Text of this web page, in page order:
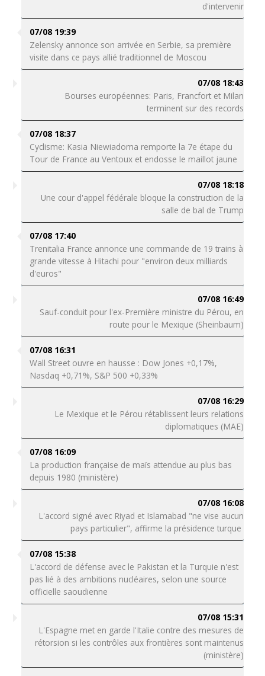
d'intervenir
07/08 19:39
Zelensky annonce son arrivée en Serbie, sa première
visite dans ce pays allié traditionnel de Moscou
07/08 18:43
Bourses européennes: Paris, Francfort et Milan
terminent sur des records
07/08 18:37
Cyclisme: Kasia Niewiadoma remporte la 7e étape du
Tour de France au Ventoux et endosse le maillot jaune
07/08 18:18
Une cour d'appel fédérale bloque la construction de la
salle de bal de Trump
07/08 17:40
Trenitalia France annonce une commande de 19 trains à
grande vitesse à Hitachi pour "environ deux milliards
d'euros"
07/08 16:49
Sauf-conduit pour l'ex-Première ministre du Pérou, en
route pour le Mexique (Sheinbaum)
07/08 16:31
Wall Street ouvre en hausse : Dow Jones +0,17%,
Nasdaq +0,71%, S&P 500 +0,33%
07/08 16:29
Le Mexique et le Pérou rétablissent leurs relations
diplomatiques (MAE)
07/08 16:09
La production française de maïs attendue au plus bas
depuis 1980 (ministère)
07/08 16:08
L'accord signé avec Riyad et Islamabad "ne vise aucun
pays particulier", affirme la présidence turque
07/08 15:38
L'accord de défense avec le Pakistan et la Turquie n'est
pas lié à des ambitions nucléaires, selon une source
officielle saoudienne
07/08 15:31
L'Espagne met en garde l'Italie contre des mesures de
rétorsion si les contrôles aux frontières sont maintenus
(ministère)